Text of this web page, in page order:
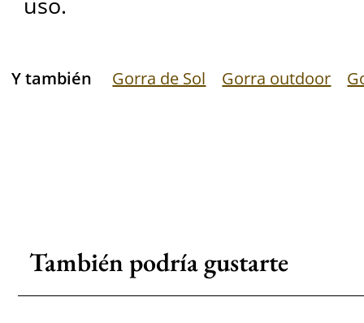
Y también Gorra de Sol Gorra outdoor
También podría gustarte